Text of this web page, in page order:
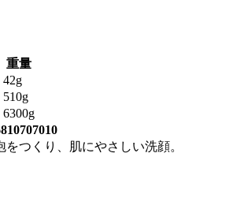
重量
42g
510g
6300g
つくり、肌にやさしい洗顔。